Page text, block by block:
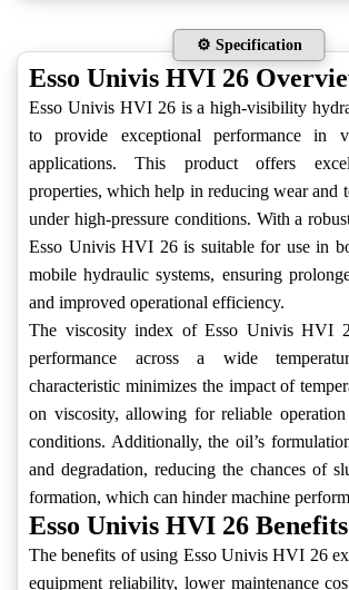
⚙️ Specification
Esso Univis HVI 26
Esso Univis HVI 26 is a high-visibility
to provide exceptional performance in
applications. This product offers
properties, which help in reducing wear and
under high-pressure conditions. With a
Esso Univis HVI 26 is suitable for use in
mobile hydraulic systems, ensuring
and improved operational efficiency.
The viscosity index of Esso Univis HVI
performance across a wide
characteristic minimizes the impact of
on viscosity, allowing for reliable
conditions. Additionally, the oil’s
and degradation, reducing the chances of
formation, which can hinder machine
Esso Univis HVI 26 Benefits
The benefits of using Esso Univis HVI 26
equipment reliability, lower maintenance